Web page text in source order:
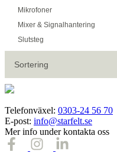
Mikrofoner
Mixer & Signalhantering
Slutsteg
Sortering
Telefonväxel: 0303-24 56 70
E-post: info@starfelt.se
Mer info under kontakta oss